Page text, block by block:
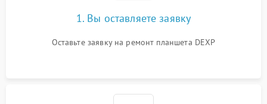
1. Вы оставляете заявку
Оставьте заявку на ремонт планшета DEXP